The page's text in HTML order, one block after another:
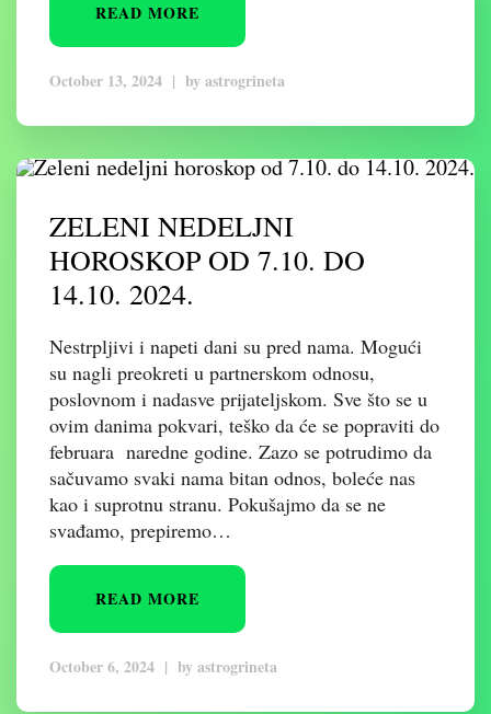
READ MORE
October 13, 2024 | byastrogrineta
ZELENI NEDELJNI
HOROSKOP OD 7.10. DO
14.10. 2024.
Nestrpljivi i napeti dani su pred nama. Mogući
su nagli preokreti u partnerskom odnosu,
poslovnom i nadasve prijateljskom. Sve što se u
ovim danima pokvari, teško da će se popraviti do
februara naredne godine. Zazo se potrudimo da
sačuvamo svaki nama bitan odnos, boleće nas
kao i suprotnu stranu. Pokušajmo da se ne
svađamo, prepiremo…
READ MORE
October 6, 2024 | byastrogrineta